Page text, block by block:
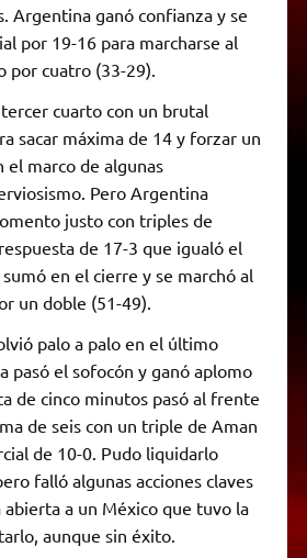
Argentina ganó confianza y se
por 19-16 para marcharse al
por cuatro (33-29).
cuarto con un brutal
sacar máxima de 14 y forzar un
marco de algunas
Pero Argentina
justo con triples de
de 17-3 que igualó el
en el cierre y se marchó al
un doble (51-49).
palo a palo en el último
pasó el sofocón y ganó aplomo
de cinco minutos pasó al frente
de seis con un triple de Aman
de 10-0. Pudo liquidarlo
falló algunas acciones claves
a un México que tuvo la
aunque sin éxito.